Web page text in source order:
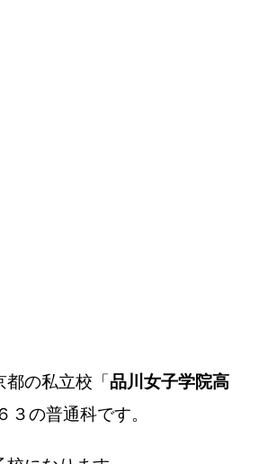
の私立校「 品川女子学院高
３の普通科です。